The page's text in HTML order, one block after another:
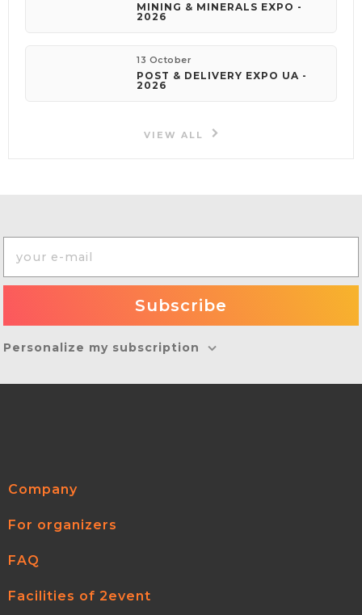
MINING & MINERALS EXPO -
2026
13 October
POST & DELIVERY EXPO UA -
2026
VIEW ALL
Personalize my subscription
Company
For organizers
FAQ
Facilities of 2event